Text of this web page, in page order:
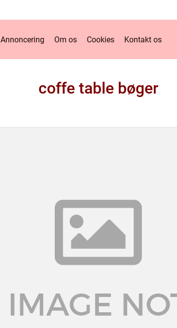
Annoncering Om os Cookies Kontakt os
coffe table bøger